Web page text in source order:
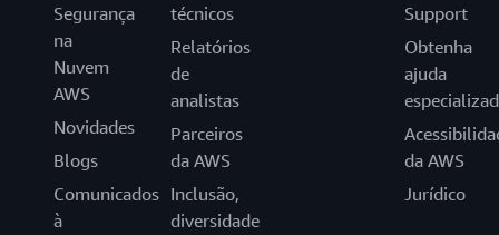
Segurança
na
Nuvem
AWS
Novidades
Blogs
Comunicados
à
técnicos
Relatórios
de
analistas
Parceiros
da AWS
Inclusão,
diversidade
Support
Obtenha
ajuda
da AWS
Jurídico